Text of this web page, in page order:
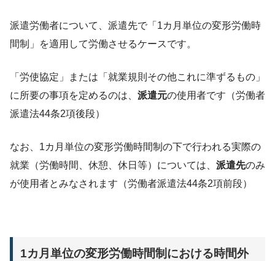
派遣労働者について、派遣先で「1カ月単位の変形労働時
間制」を適用して労働させるケースです。
「労使協定」または「就業規則その他これに準ずるもの」
に所要の事項を定めるのは、 派遣元の使用者です（労働者
派遣法44条2項後段）
なお、1カ月単位の変形労働時間制の下で行われる実際の
就業（労働時間、休憩、休日等）については、 派遣先のみ
が使用者とみなされます（労働者派遣法44条2項前段）
1カ月単位の変形労働時間制における時間外